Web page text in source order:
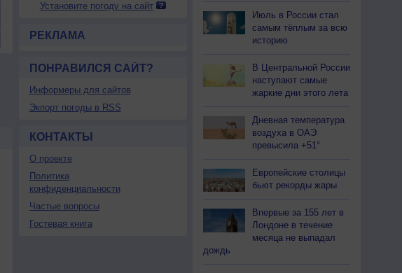
С
+27
З
+35
С-З
З
2-5
З
5-9
+21
Установите погоду на сайт
РЕКЛАМА
ПОНРАВИЛСЯ САЙТ?
Информеры для сайтов
Экпорт погоды в RSS
КОНТАКТЫ
О проекте
Политика
конфиденциальности
Частые вопросы
Гостевая книга
Июль в России стал
самым тёплым за всю
историю
В Центральной России
наступают самые
жаркие дни этого лета
Дневная температура
воздуха в ОАЭ
превысила +51°
Европейские столицы
бьют рекорды жары
Впервые за 155 лет в
Лондоне в течение
месяца не выпадал
дождь